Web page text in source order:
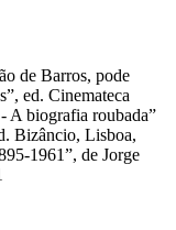
de Barros, pode
ed. Cinemateca
A biografia roubada”
Bizâncio, Lisboa,
1961”, de Jorge